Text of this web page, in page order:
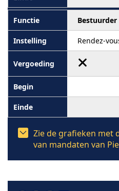
Bestuurder
Rendez-
Zie de grafieken met
van mandaten van